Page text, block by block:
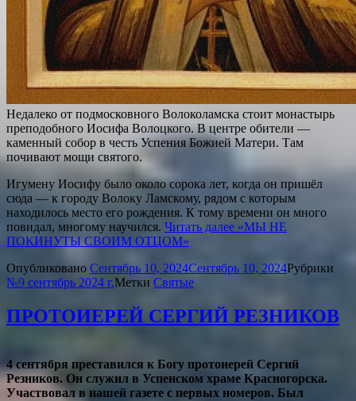
Недалеко от подмосковного Волоколамска стоит монастырь
преподобного Иосифа Волоцкого. В центре обители —
каменный собор в честь Успения Божией Матери. Там
почивают мощи святого.
Игумену Иосифу было около сорока лет, когда он пришёл
сюда — к городу Волоку Ламскому, рядом с которым
находилось место его рождения. К тому времени он много
повидал, многому научился. Читать далее «МЫ НЕ
ПОКИНУТЫ СВОИМ ОТЦОМ»
Опубликовано Сентябрь 10, 2024Сентябрь 10, 2024Рубрики
№9 сентябрь 2024 г.Метки Святые
ПРОТОИЕРЕЙ СЕРГИЙ РЕЗНИКОВ
4 сентября преставился к Богу протоиерей Сергий
Резников. Он служил в Успенском храме Красногорска.
Участвовал в нашей газете с первых номеров. Был